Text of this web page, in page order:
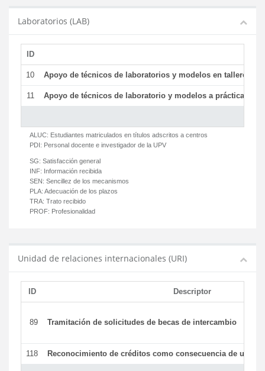
Laboratorios (LAB)
ID
10 Apoyo de técnicos de laboratorios y modelos en talleres/
11 Apoyo de técnicos de laboratorio y modelos a prácticas y
ALUC: Estudiantes matriculados en títulos adscritos a centros
PDI: Personal docente e investigador de la UPV
SG: Satisfacción general
INF: Información recibida
SEN: Sencillez de los mecanismos
PLA: Adecuación de los plazos
TRA: Trato recibido
PROF: Profesionalidad
Unidad de relaciones internacionales (URI)
ID Descriptor
89 Tramitación de solicitudes de becas de intercambio
118 Reconocimiento de créditos como consecuencia de un